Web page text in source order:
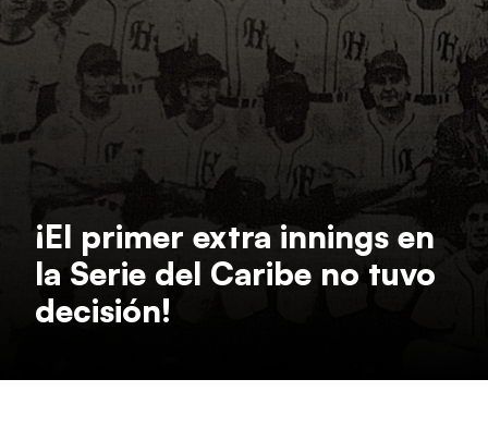
¡El primer extra innings en
la Serie del Caribe no tuvo
decisión!